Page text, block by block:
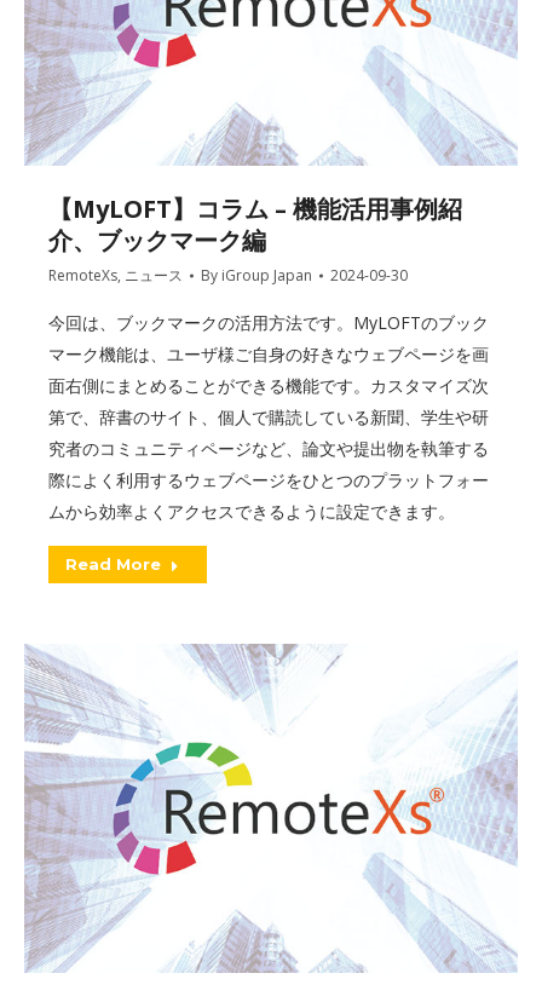
【MyLOFT】コラム – 機能活用事例紹
介、ブックマーク編
RemoteXs, ニュース By iGroup Japan 2024-09-30
今回は、ブックマークの活用方法です。MyLOFTのブック
マーク機能は、ユーザ様ご自身の好きなウェブページを画
面右側にまとめることができる機能です。カスタマイズ次
第で、辞書のサイト、個人で購読している新聞、学生や研
究者のコミュニティページなど、論文や提出物を執筆する
際によく利用するウェブページをひとつのプラットフォー
ムから効率よくアクセスできるように設定できます。
Read More